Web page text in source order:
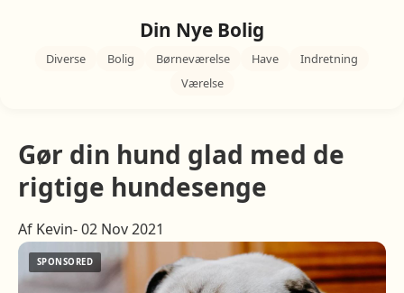
Din Nye Bolig
Diverse Bolig Børneværelse Have
Indretning
Værelse
Gør din hund glad med de
rigtige hundesenge
Af Kevin- 02 Nov 2021